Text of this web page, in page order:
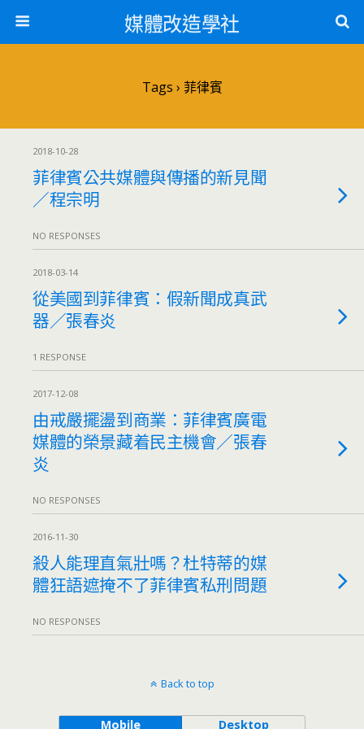
媒體改造學社
Tags › 菲律賓
2018-10-28
菲律賓公共媒體與傳播的新見聞
／程宗明
NO RESPONSES
2018-03-14
從美國到菲律賓：假新聞成真武
器／張春炎
1 RESPONSE
2017-12-08
由戒嚴擺盪到商業：菲律賓廣電
媒體的榮景藏着民主機會／張春
炎
NO RESPONSES
2016-11-30
殺人能理直氣壯嗎？杜特蒂的媒
體狂語遮掩不了菲律賓私刑問題
NO RESPONSES
Back to top
Mobile Desktop